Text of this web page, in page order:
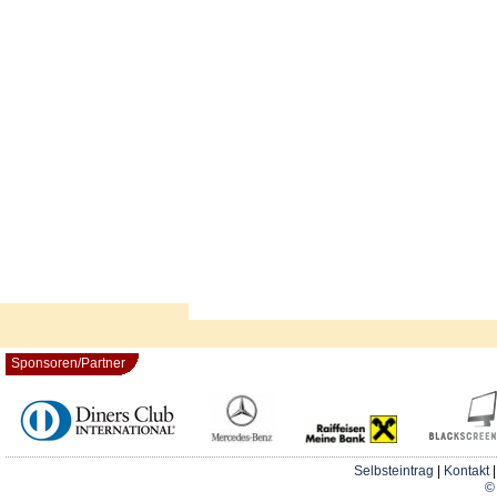
Sponsoren/Partner
Selbsteintrag Kontakt
©